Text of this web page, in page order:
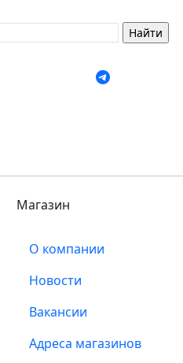
Магазин
О компании
Новости
Вакансии
Адреса магазинов